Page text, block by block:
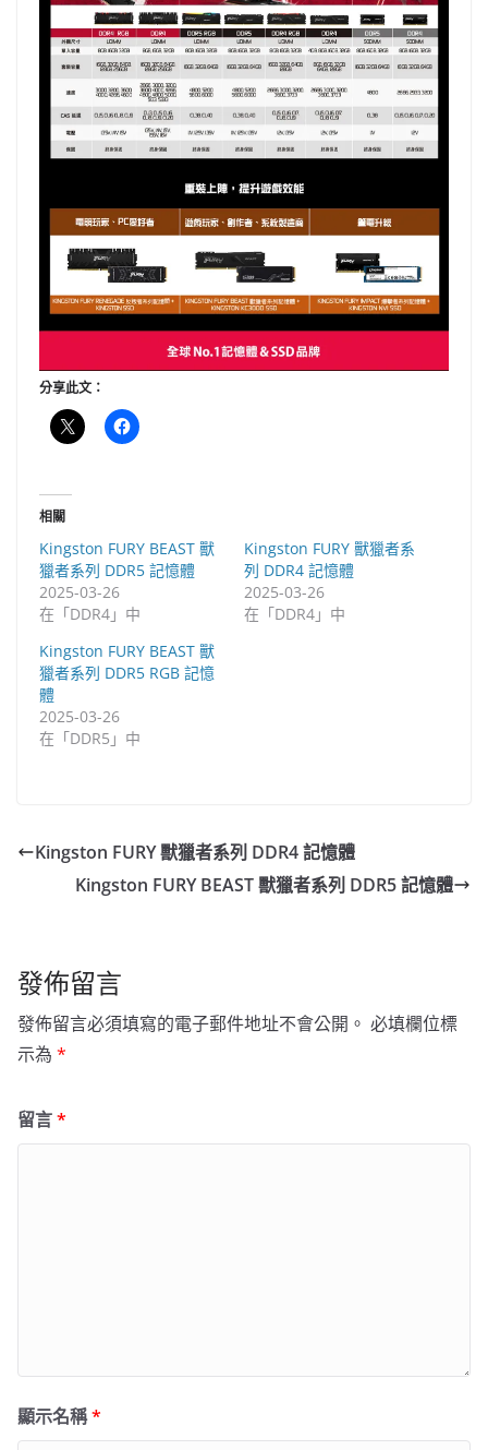
分享此文：
相關
Kingston FURY BEAST 獸
獵者系列 DDR5 記憶體
2025-03-26
在「DDR4」中
Kingston FURY 獸獵者系
列 DDR4 記憶體
2025-03-26
在「DDR4」中
Kingston FURY BEAST 獸
獵者系列 DDR5 RGB 記憶
體
2025-03-26
在「DDR5」中
Kingston FURY 獸獵者系列 DDR4 記憶體
Kingston FURY BEAST 獸獵者系列 DDR5 記憶體
發佈留言
發佈留言必須填寫的電子郵件地址不會公開。 必填欄位標
示為 *
留言*
顯示名稱*